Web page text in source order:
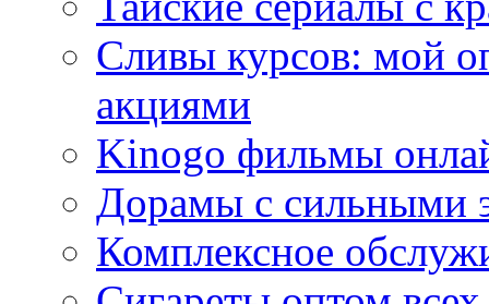
Сливы курсов: мой
акциями
Kinogo фильмы
Дорамы с сильными
Комплексное